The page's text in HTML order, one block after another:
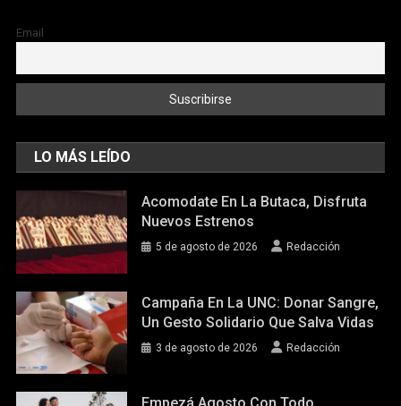
Email
LO MÁS LEÍDO
Acomodate En La Butaca, Disfruta
Nuevos Estrenos
5 de agosto de 2026 Redacción
Campaña En La UNC: Donar Sangre,
Un Gesto Solidario Que Salva Vidas
3 de agosto de 2026 Redacción